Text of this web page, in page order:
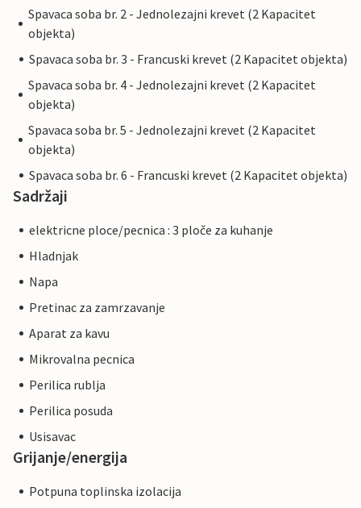
Spavaca soba br. 2 - Jednolezajni krevet (2 Kapacitet
objekta)
Spavaca soba br. 3 - Francuski krevet (2 Kapacitet objekta)
Spavaca soba br. 4 - Jednolezajni krevet (2 Kapacitet
objekta)
Spavaca soba br. 5 - Jednolezajni krevet (2 Kapacitet
objekta)
Spavaca soba br. 6 - Francuski krevet (2 Kapacitet objekta)
Sadržaji
elektricne ploce/pecnica : 3 ploče za kuhanje
Hladnjak
Napa
Pretinac za zamrzavanje
Aparat za kavu
Mikrovalna pecnica
Perilica rublja
Perilica posuda
Usisavac
Grijanje/energija
Potpuna toplinska izolacija